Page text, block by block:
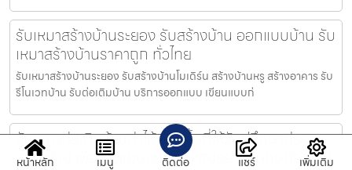
รับเหมาสร้างบ้านระยอง รับสร้างบ้าน ออกแบบบ้าน รับ
เหมาสร้างบ้านราคาถูก ทั่วไทย
รับเหมาสร้างบ้านระยอง รับสร้างบ้านโมเดิร์น สร้างบ้านหรู สร้างอาคาร รับ
รีโนเวทบ้าน รับต่อเติมบ้าน บริการออกแบบ เขียนแบบก่
รับเหมาต่อเติมบ้านท่าไม้ เปิดพื้นที่ให้รับปรึกษาก่อน
สร้างบ้าน เพื่อวางแผนงบประมาณอย่างรัดกุมก่อนเริ่ม
หน้าหลัก เมนู ติดต่อ แชร์ เพิ่มเติม